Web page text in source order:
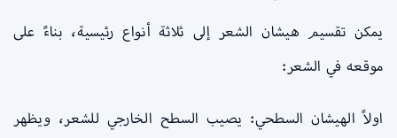
يمكن تقسيم هيشان الشعر إلى ثلاثة أنواع رئيسية، بناءً على
موقعه في الشعر:
اولاً الهيشان السطحي: يصيب السطح الخارجي للشعر، ويظهر